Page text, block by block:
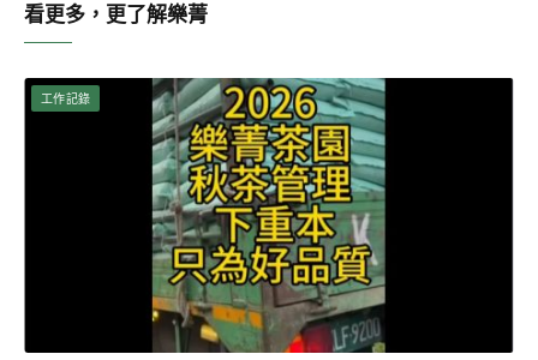
看更多，更了解樂菁
工作記錄